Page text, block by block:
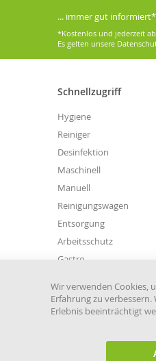
... immer gut informiert*
*Kostenlos und jederzeit
Es gelten unsere
Schnellzugriff
Hygiene
Reiniger
Desinfektion
Maschinell
Manuell
Reinigungswagen
Entsorgung
Arbeitsschutz
Gastro
Wir verwenden Cookies,
Erfahrung zu
Erlebnis beeinträchtigt